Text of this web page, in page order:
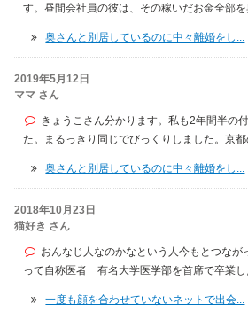
す。昼間会社員の彼は、その稼いだお金全部を
奥さんと別居しているのに中々離婚をし...
2019年5月12日
ママ さん
きょうこさん分かります。私も2年間半の
た。まるっきり同じでびっくりしました。京都
奥さんと別居しているのに中々離婚をし...
2018年10月23日
猫好き さん
おんなじ人なのかなという人今もとつなが
って自称医者 有名大学医学部を首席で卒業し
一度も顔を合わせていないネットで出会...